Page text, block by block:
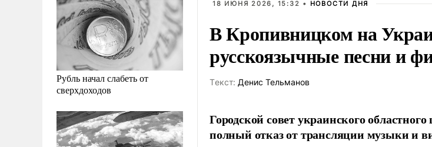
Рубль начал слабеть от
сверхдоходов
18 ИЮНЯ 2026, 15:32 • НОВОСТИ ДНЯ
В Кропивницком на
русскоязычные песни и
Tекст: Денис Тельманов
Городской совет украинского
полный отказ от трансляции музыки и